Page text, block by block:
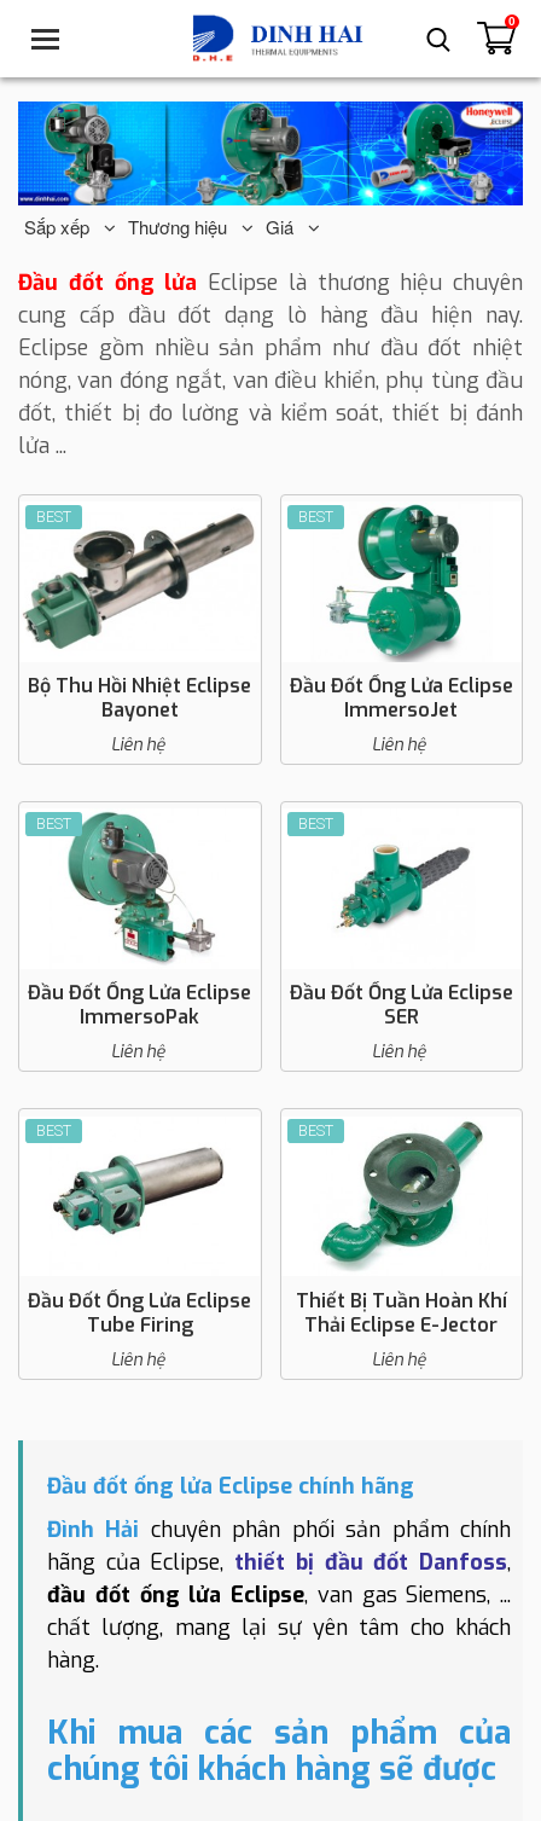
T
g
g
l
e
n
a
i
a
t
i
o
n
0
Sắp xếp Thương hiệu Giá
Đầu đốt ống lửa Eclipse là thương hiệu chuyên
cung cấp đầu đốt dạng lò hàng đầu hiện nay.
Eclipse gồm nhiều sản phẩm như đầu đốt nhiệt
nóng, van đóng ngắt, van điều khiển, phụ tùng đầu
đốt, thiết bị đo lường và kiểm soát, thiết bị đánh
lửa ...
BEST
Bộ Thu Hồi Nhiệt Eclipse
Bayonet
Liên hệ
BEST
Đầu Đốt Ống Lửa Eclipse
ImmersoJet
Liên hệ
BEST
Đầu Đốt Ống Lửa Eclipse
ImmersoPak
Liên hệ
BEST
Đầu Đốt Ống Lửa Eclipse
SER
Liên hệ
BEST
Đầu Đốt Ống Lửa Eclipse
Tube Firing
Liên hệ
BEST
Thiết Bị Tuần Hoàn Khí
Thải Eclipse E-Jector
Liên hệ
Đầu đốt ống lửa Eclipse chính hãng
Đình Hải chuyên phân phối sản phẩm chính
hãng của Eclipse, thiết bị đầu đốt Danfoss,
đầu đốt ống lửa Eclipse, van gas Siemens, ...
chất lượng, mang lại sự yên tâm cho khách
hàng.
Khi mua các sản phẩm của
chúng tôi khách hàng sẽ được